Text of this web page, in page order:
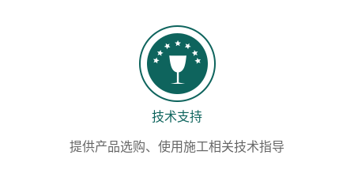
技术支持
提供产品选购、使用施工相关技术指导